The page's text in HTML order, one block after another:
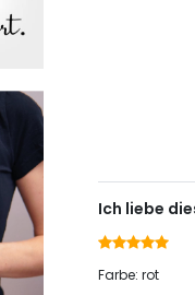
Ich liebe
Farbe: rot